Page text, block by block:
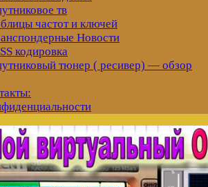
тв
частот и ключей
Новости
кодировка
тюнер ( ресивер) — обзор